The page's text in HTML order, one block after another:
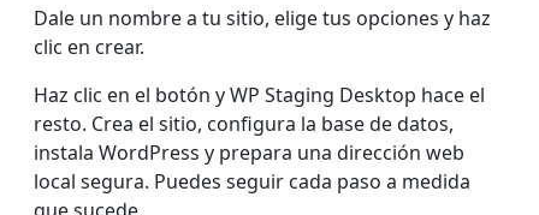
Dale un nombre a tu sitio, elige tus opciones y haz
clic en crear.
Haz clic en el botón y WP Staging Desktop hace el
resto. Crea el sitio, configura la base de datos,
instala WordPress y prepara una dirección web
local segura. Puedes seguir cada paso a medida